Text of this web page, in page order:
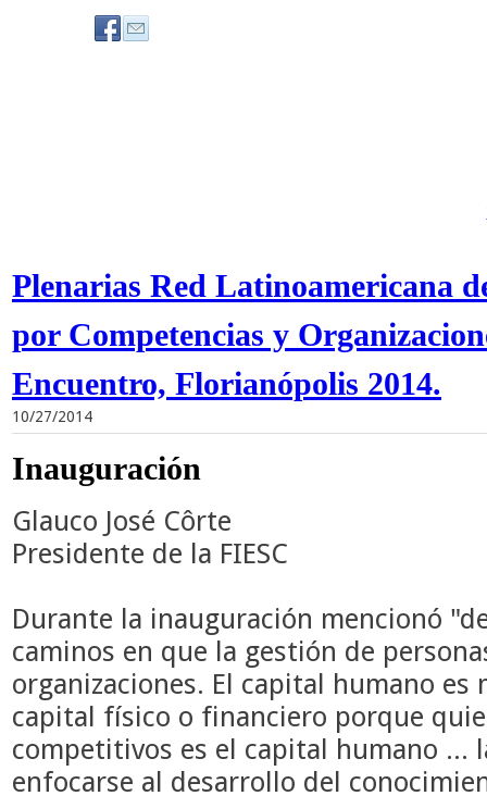
Plenarias Red Latinoamericana
por Competencias y
Encuentro, Florianópolis 2014.
10/27/2014
Inauguración
Glauco José Côrte
Presidente de la FIESC
Durante la inauguración mencionó
caminos en que la gestión de
organizaciones. El capital humano
capital físico o financiero porque
competitivos es el capital humano ...
enfocarse al desarrollo del